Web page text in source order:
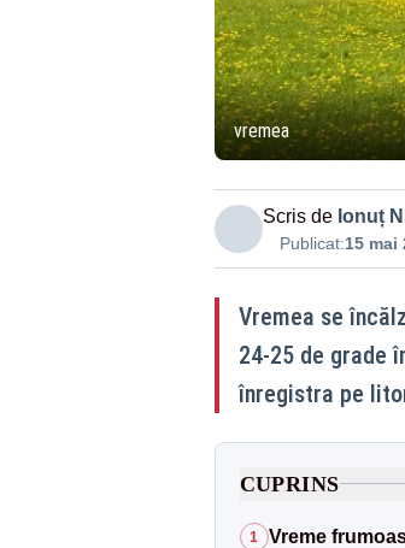
vremea
Scris de Ionuț
Publicat:15 mai
Vremea se
24-25 de grade
înregistra pe
CUPRINS
1 Vreme